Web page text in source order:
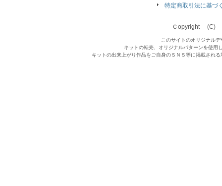
特定商取引法に基づ
Ｃopyright (C)
このサイトのオリジナル
キットの転売、オリジナルパターンを使用
キットの出来上がり作品をご自身のＳＮＳ等に掲載され